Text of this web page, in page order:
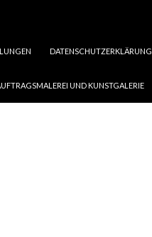
DATENSCHUTZERKLÄRUNG
UND KUNSTGALERIE